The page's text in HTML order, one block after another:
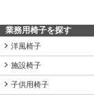
業務用椅子を探す
洋風椅子
施設椅子
子供用椅子